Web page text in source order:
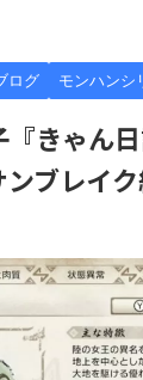
ログ モンハンシ
『きゃん
ブレイク